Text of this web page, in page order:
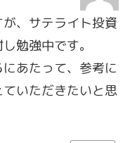
、サテライト投資
勉強中です。
あたって、参考に
いただきたいと思